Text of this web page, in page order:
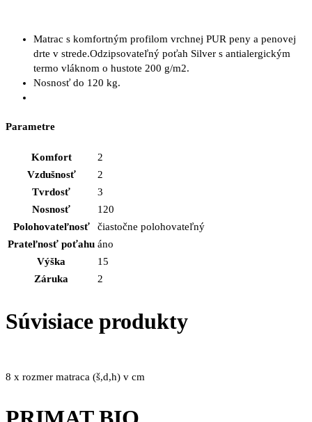
Matrac s komfortným profilom vrchnej PUR peny a penovej
drte v strede.Odzipsovateľný poťah Silver s antialergickým
termo vláknom o hustote 200 g/m2.
Nosnosť do 120 kg.
Parametre
Komfort
2
Vzdušnosť
2
Tvrdosť
3
Nosnosť
120
Polohovateľnosť
čiastočne polohovateľný
Prateľnosť poťahu áno
Výška
15
Záruka
2
Súvisiace produkty
8 x rozmer matraca (š,d,h) v cm